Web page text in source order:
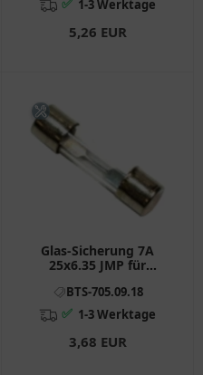
✅ 1-3 Werktage
5,26 EUR
Glas-Sicherung 7A
25x6.35 JMP für
BTS-705.09.18
✅ 1-3 Werktage
3,68 EUR